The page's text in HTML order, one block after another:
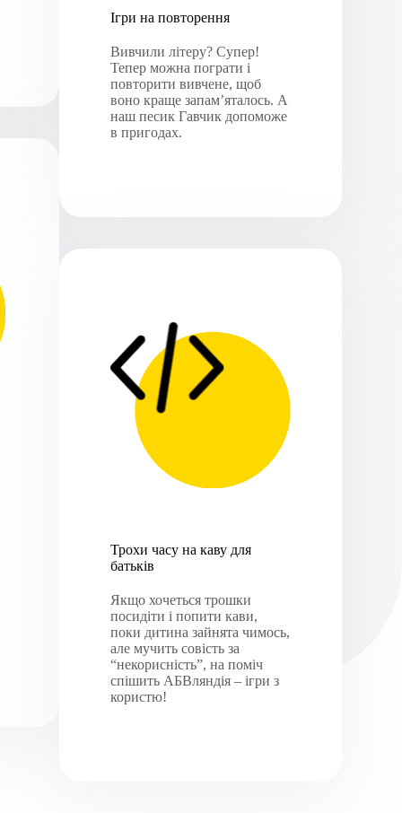
Ігри на повторення
Вивчили літеру? Супер!
Тепер можна пограти і
повторити вивчене, щоб
воно краще запам’яталось. А
наш песик Гавчик допоможе
в пригодах.
Трохи часу на каву для
батьків
Якщо хочеться трошки
посидіти і попити кави,
поки дитина зайнята чимось,
але мучить совість за
“некорисність”, на поміч
спішить АБВляндія – ігри з
користю!